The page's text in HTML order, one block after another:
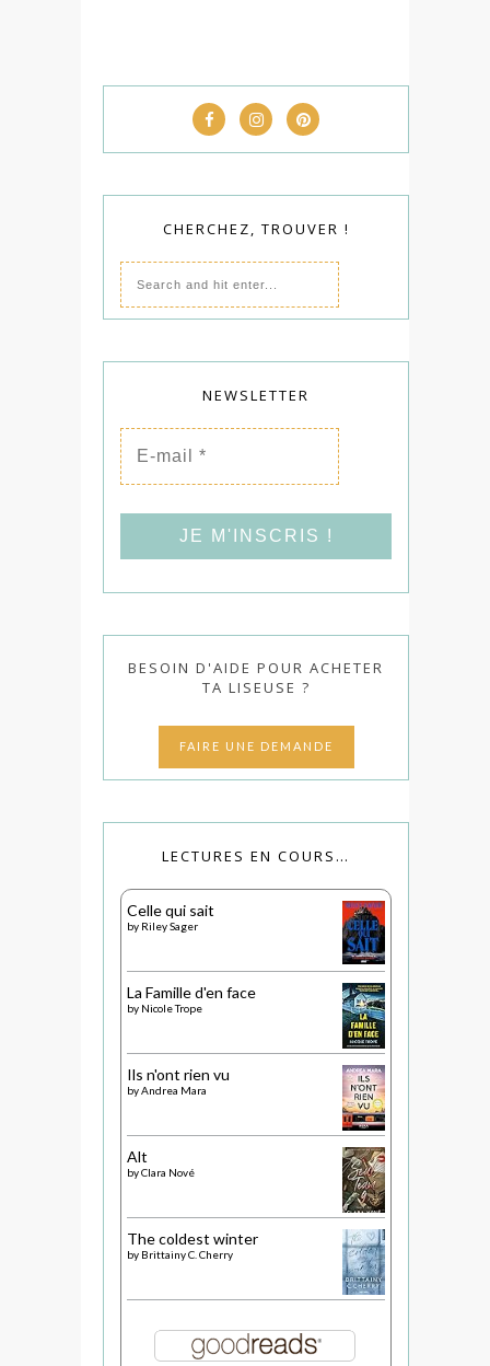
CHERCHEZ, TROUVER !
NEWSLETTER
E-
mail
*
BESOIN D'AIDE POUR ACHETER
TA LISEUSE ?
FAIRE UNE DEMANDE
LECTURES EN COURS…
Celle qui sait
by Riley Sager
La Famille d'en face
by Nicole Trope
Ils n'ont rien vu
byAndrea Mara
Alt
byClara Nové
The coldest winter
by Brittainy C. Cherry